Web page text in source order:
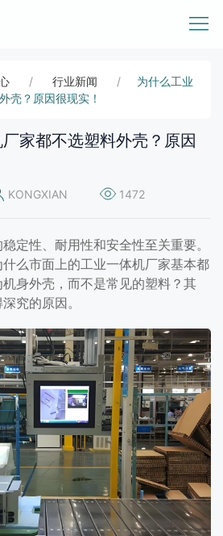
行业新闻
为什么工业
壳？原因很现实！
家都不选塑料外壳？原因
KONGXIAN 1472
定性、耐用性和安全性至关重要。
么市面上的工业一体机厂家基本都
身外壳，而不是常见的塑料？其
究的原因。